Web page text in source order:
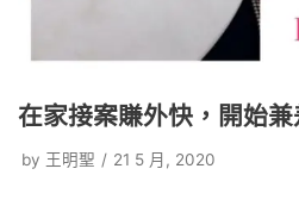
在家接案賺外快，開始
by 王明聖 21 5 月, 2020